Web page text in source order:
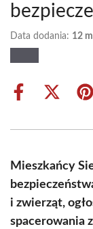
Data dodania: 12
Share
Share
(Twitter)
Mieszkańcy
i zwierząt,
spacerowania